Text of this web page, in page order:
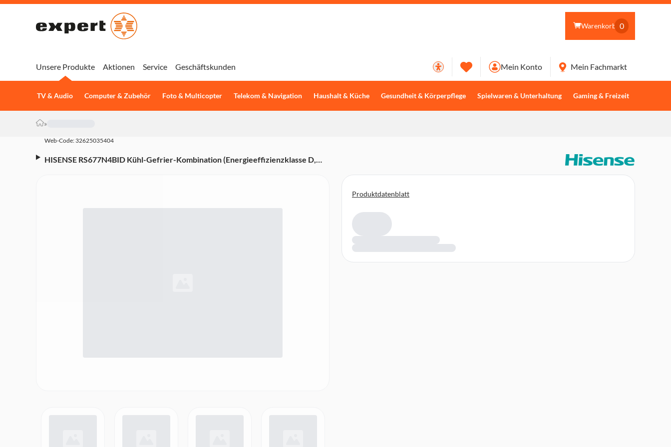
Warenkorb 0
Unsere Produkte
TV & Audio Computer & Zubehör Foto & Multicopter Telekom & Navigation Haushalt & Küche Gesundheit & Körperpflege Spielwaren & Unterhaltung Gaming & Freizeit
Aktionen Service Geschäftskunden Mein Konto Mein Fachmarkt
»
Web-Code: 32625035404
HISENSE RS677N4BID Kühl-Gefrier-Kombination (Energieeffizienzklasse D,
Produktdatenblatt